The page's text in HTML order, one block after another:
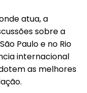
atua, a
sobre a
Paulo e no Rio
internacional
as melhores